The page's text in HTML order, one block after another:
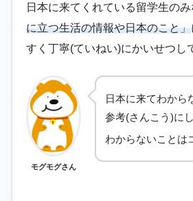
日本に来てくれている留学生の
に立つ生活の情報や日本のこと」
すく丁寧(ていねい)にかいせつし
モグモグさん
日本に来てわから
参考(さんこう)に
わからないことは